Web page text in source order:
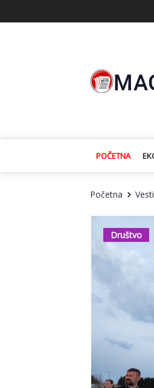
POČETNA
Početna Vesti
Društvo